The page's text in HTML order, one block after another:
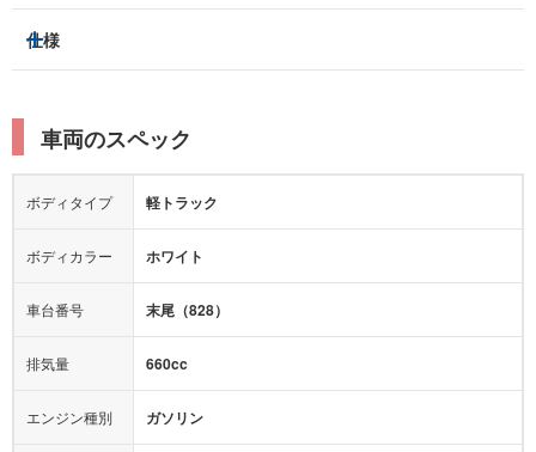
盗難防止装置
パーキングアシスト
クルーズコントロール
ターボチャージャー
サンルーフ/ガラスルーフ
ルーフレール
エアロパーツ
ローダウン
ベンチシート
パワーシート
シートヒーター
カーナビ：-
ミュージックプレイヤー接続可
後席モニター
トラクションコントロール
レーンキープアシスト
横滑り防止装置
衝突被害軽減プレーキ
カメラ：-
エアバッグ：
衝撃緩和ヘッドレスト
サポカー
アクセル踏み間違い（誤発進）防止装置
仕様
車両のスペック
ボディタイプ 軽トラック
ボディカラー ホワイト
車台番号 末尾（828）
排気量 660cc
エンジン種別 ガソリン